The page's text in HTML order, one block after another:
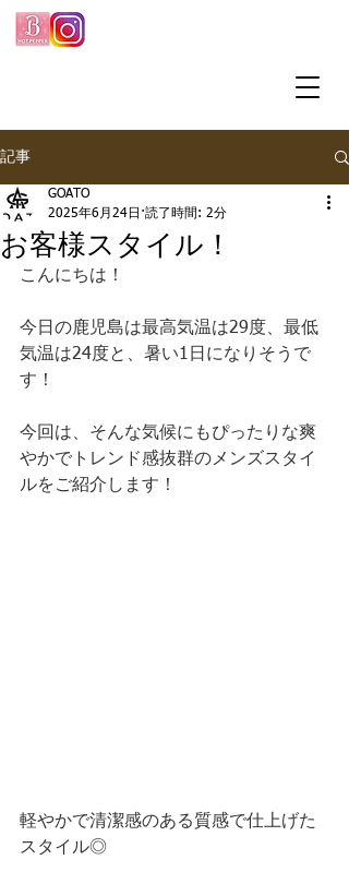
記事
お客様スタイル！
GOATO
2025年6月24日 読了時間: 2分
こんにちは！
今日の鹿児島は最高気温は29度、最低
気温は24度と、暑い1日になりそうで
す！
今回は、そんな気候にもぴったりな爽
やかでトレンド感抜群のメンズスタイ
ルをご紹介します！
軽やかで清潔感のある質感で仕上げた
スタイル◎